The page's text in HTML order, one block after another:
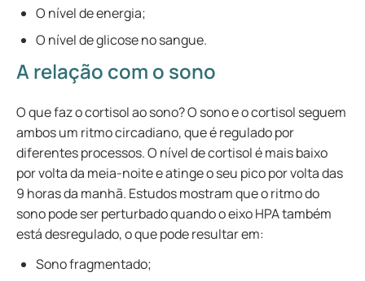
O nível de energia;
O nível de glicose no sangue.
A relação com o sono
O que faz o cortisol ao sono? O sono e o cortisol seguem
ambos um ritmo circadiano, que é regulado por
diferentes processos. O nível de cortisol é mais baixo
por volta da meia-noite e atinge o seu pico por volta das
9 horas da manhã. Estudos mostram que o ritmo do
sono pode ser perturbado quando o eixo HPA também
está desregulado, o que pode resultar em:
Sono fragmentado;